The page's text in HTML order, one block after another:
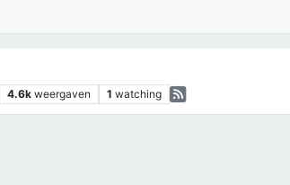
4.6k weergaven 1 watching